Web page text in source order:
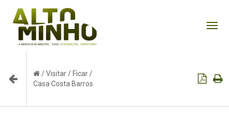
/Visitar/ Ficar/
Casa Costa Barros